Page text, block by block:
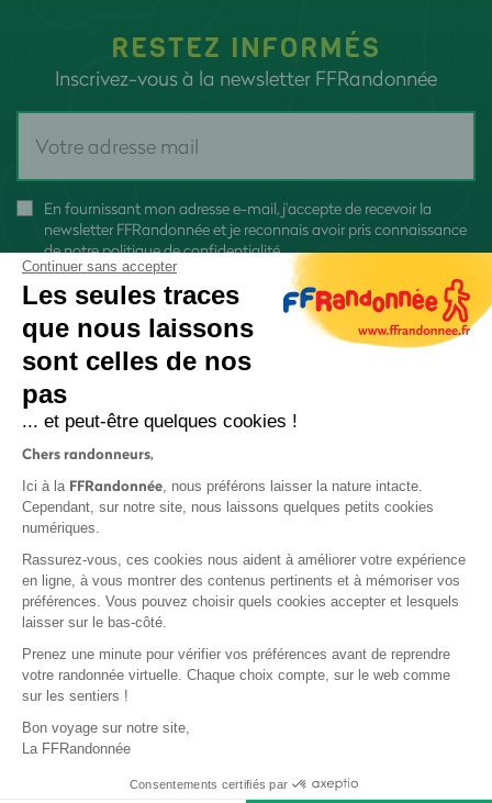
RESTEZ INFORMÉS
Inscrivez-vous à la newsletter FFRandonnée
En fournissant mon adresse e-mail, j'accepte de recevoir la
newsletter FFRandonnée et je reconnais avoir pris connaissance
denotre politique de confidentialité
Protection des données
Politique de confidentialité
Base documentaire
Continuer sans accepter
Les seules traces
que nous laissons
sont celles de nos
pas
... et peut-être quelques cookies !
Chers randonneurs,
Ici à la FFRandonnée, nous préférons laisser la nature intacte.
Cependant, sur notre site, nous laissons quelques petits cookies
numériques.
Rassurez-vous, ces cookies nous aident à améliorer votre expérience
en ligne, à vous montrer des contenus pertinents et à mémoriser vos
préférences. Vous pouvez choisir quels cookies accepter et lesquels
laisser sur le bas-côté.
Prenez une minute pour vérifier vos préférences avant de reprendre
votre randonnée virtuelle. Chaque choix compte, sur le web comme
sur les sentiers !
Bon voyage sur notre site,
La FFRandonnée
Consentements certifiés par